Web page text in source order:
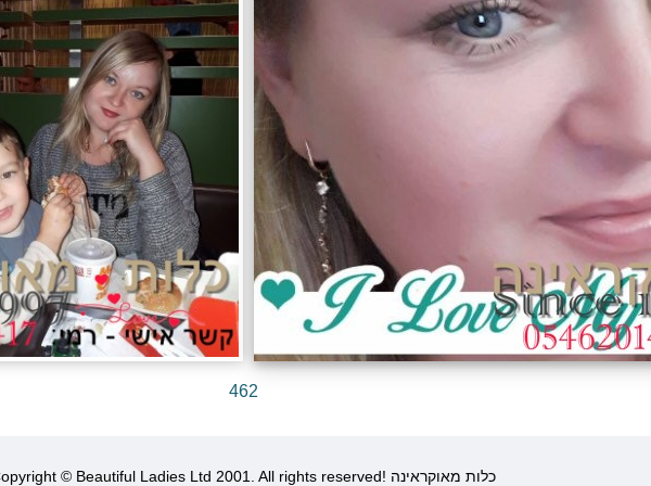
462
Copyright © Beautiful Ladies Ltd 2001. All rights reserved! כלות מאוקראינה